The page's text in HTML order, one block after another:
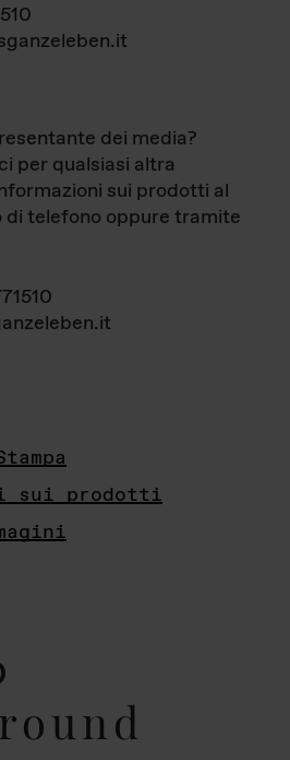
dei media?
per qualsiasi altra
sui prodotti al
di telefono oppure tramite
sui prodotti